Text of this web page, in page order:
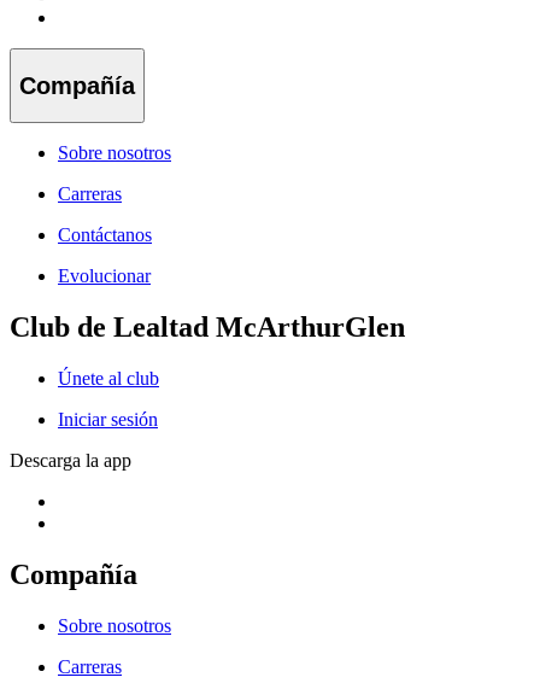
Compañía
Sobre nosotros
Carreras
Contáctanos
Evolucionar
Club de Lealtad McArthurGlen
Únete al club
Iniciar sesión
Descarga la app
Compañía
Sobre nosotros
Carreras